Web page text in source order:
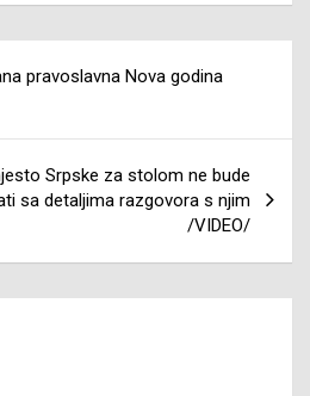
pravoslavna Nova godina
Srpske za stolom ne bude
sa detaljima razgovora s njim
/VIDEO/